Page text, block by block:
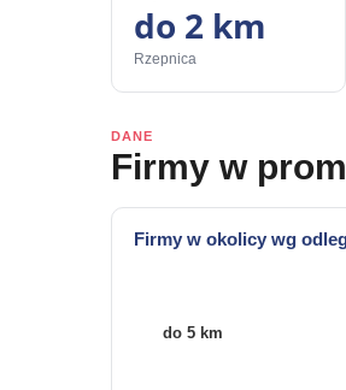
do 2 km
Rzepnica
DANE
Firmy w
Firmy w okolicy wg